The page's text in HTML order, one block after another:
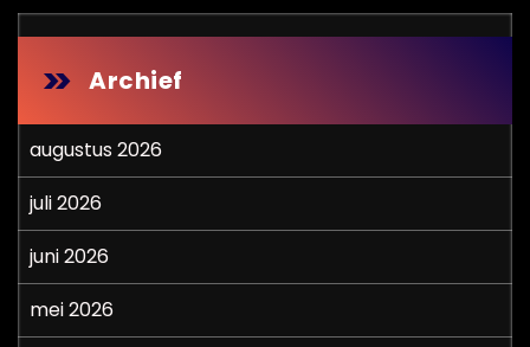
Archief
augustus 2026
juli 2026
juni 2026
mei 2026